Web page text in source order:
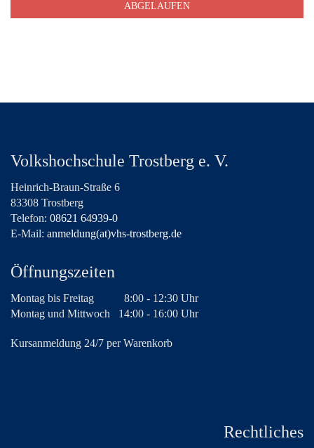
ABGELAUFEN
Volkshochschule Trostberg e. V.
Heinrich-Braun-Straße 6
83308 Trostberg
Telefon: 08621 64939-0
E-Mail: anmeldung(at)vhs-trostberg.de
Öffnungszeiten
Montag bis Freitag
8:00 - 12:30 Uhr
Montag und Mittwoch 14:00 - 16:00 Uhr
Kursanmeldung 24/7 per Warenkorb
Rechtliches